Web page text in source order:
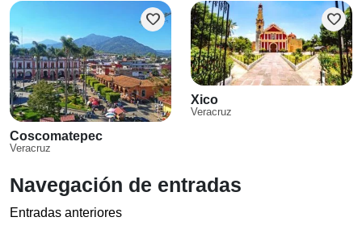
favorite
Coscomatepec
Veracruz
favorite
Xico
Veracruz
Navegación de entradas
Entradas anteriores